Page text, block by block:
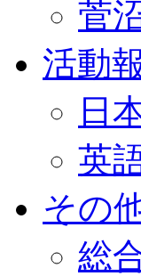
菅
活動
日
英
その
総